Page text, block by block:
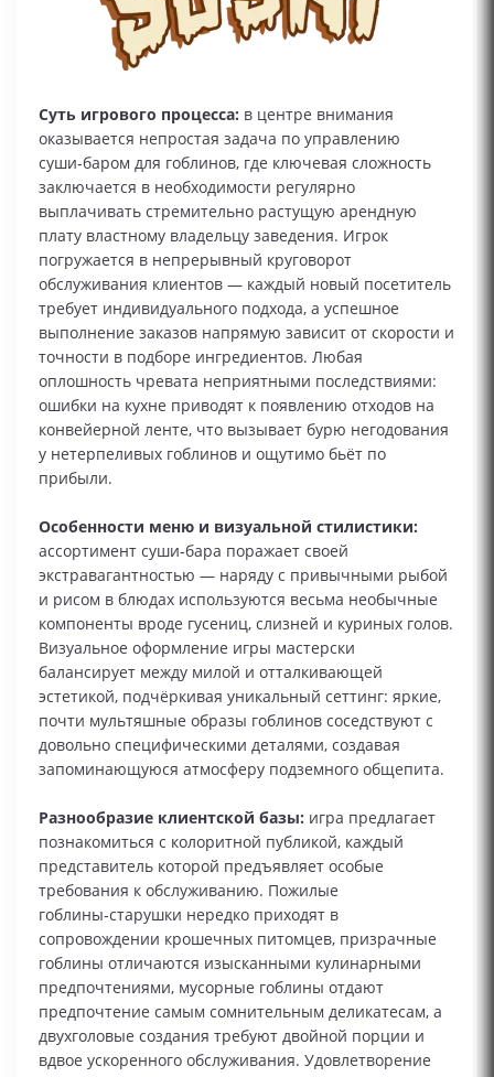
Суть игрового процесса: в центре внимания
оказывается непростая задача по управлению
суши‑баром для гоблинов, где ключевая сложность
заключается в необходимости регулярно
выплачивать стремительно растущую арендную
плату властному владельцу заведения. Игрок
погружается в непрерывный круговорот
обслуживания клиентов — каждый новый посетитель
требует индивидуального подхода, а успешное
выполнение заказов напрямую зависит от скорости и
точности в подборе ингредиентов. Любая
оплошность чревата неприятными последствиями:
ошибки на кухне приводят к появлению отходов на
конвейерной ленте, что вызывает бурю негодования
у нетерпеливых гоблинов и ощутимо бьёт по
прибыли.
Особенности меню и визуальной стилистики:
ассортимент суши‑бара поражает своей
экстравагантностью — наряду с привычными рыбой
и рисом в блюдах используются весьма необычные
компоненты вроде гусениц, слизней и куриных голов.
Визуальное оформление игры мастерски
балансирует между милой и отталкивающей
эстетикой, подчёркивая уникальный сеттинг: яркие,
почти мультяшные образы гоблинов соседствуют с
довольно специфическими деталями, создавая
запоминающуюся атмосферу подземного общепита.
Разнообразие клиентской базы: игра предлагает
познакомиться с колоритной публикой, каждый
представитель которой предъявляет особые
требования к обслуживанию. Пожилые
гоблины‑старушки нередко приходят в
сопровождении крошечных питомцев, призрачные
гоблины отличаются изысканными кулинарными
предпочтениями, мусорные гоблины отдают
предпочтение самым сомнительным деликатесам, а
двухголовые создания требуют двойной порции и
вдвое ускоренного обслуживания. Удовлетворение